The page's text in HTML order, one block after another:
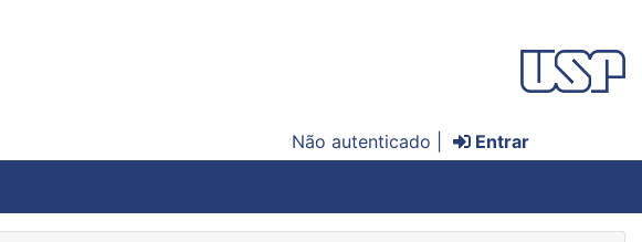
Não autenticado | Entrar